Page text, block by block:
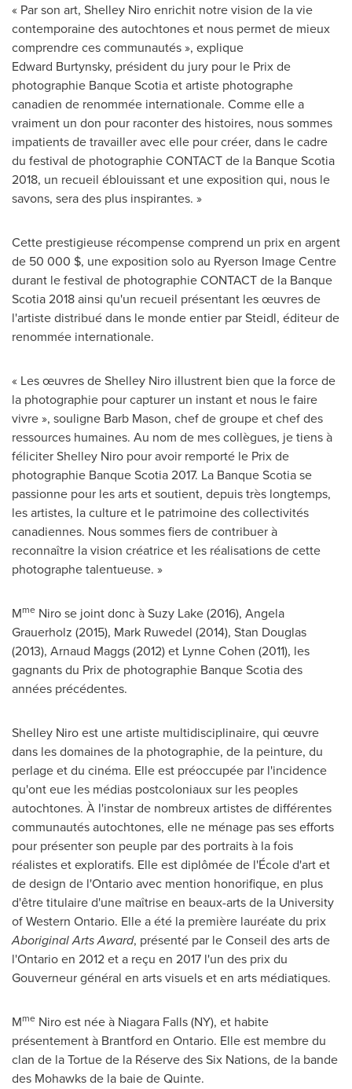
« Par son art, Shelley Niroenrichit notre vision de la vie
contemporaine des autochtones et nous permet de mieux
comprendre ces communautés », explique
Edward Burtynsky, président du jury pour le Prix de
photographie Banque Scotia et artiste photographe
canadien de renommée internationale. Comme elle a
vraiment un don pour raconter des histoires, nous sommes
impatients de travailler avec elle pour créer, dans le cadre
du festival de photographie CONTACT de la Banque Scotia
2018, un recueil éblouissant et une exposition qui, nous le
savons, sera des plus inspirantes. »
Cette prestigieuse récompense comprend un prix en argent
de 50 000 $, une exposition solo au Ryerson Image Centre
durant le festival de photographie CONTACT de la Banque
Scotia 2018 ainsi qu'un recueil présentant les œuvres de
l'artiste distribué dans le monde entier par Steidl, éditeur de
renommée internationale.
« Les œuvres deShelley Niro illustrent bien que la force de
la photographie pour capturer un instant et nous le faire
vivre », souligne Barb Mason, chef de groupe et chef des
ressources humaines. Au nom de mes collègues, je tiens à
féliciterShelley Niro pour avoir remporté le Prix de
photographie Banque Scotia 2017. La Banque Scotia se
passionne pour les arts et soutient, depuis très longtemps,
les artistes, la culture et le patrimoine des collectivités
canadiennes. Nous sommes fiers de contribuer à
reconnaître la vision créatrice et les réalisations de cette
photographe talentueuse. »
Mme Niro se joint donc àSuzy Lake(2016), Angela
Grauerholz (2015), Mark Ruwedel (2014), Stan Douglas
(2013), Arnaud Maggs(2012) et Lynne Cohen (2011), les
gagnants du Prix de photographie Banque Scotia des
années précédentes.
Shelley Niroest une artiste multidisciplinaire, qui œuvre
dans les domaines de la photographie, de la peinture, du
perlage et du cinéma. Elle est préoccupée par l'incidence
qu'ont eue les médias postcoloniaux sur les peoples
autochtones. À l'instar de nombreux artistes de différentes
communautés autochtones, elle ne ménage pas ses efforts
pour présenter son peuple par des portraits à la fois
réalistes et exploratifs. Elle est diplômée de l'École d'art et
de design de l'Ontarioavec mention honorifique, en plus
d'être titulaire d'une maîtrise en beaux-arts de la University
of Western Ontario. Elle a été la première lauréate du prix
Aboriginal Arts Award, présenté par le Conseil des arts de
l'Ontarioen 2012 eta reçu en 2017 l'un des prix du
Gouverneur général en arts visuels et en arts médiatiques.
Mme Niro est née à Niagara Falls(NY), et habite
présentement à Brantford en Ontario. Elle est membre du
clan de la Tortue de la Réserve des Six Nations, de la bande
des Mohawks de la baie de Quinte.